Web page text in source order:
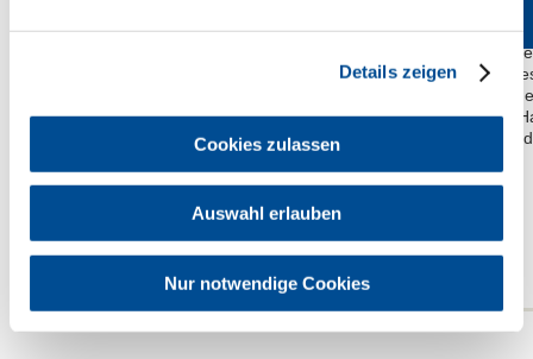
Details zeigen
Cookies zulassen
Auswahl erlauben
Nur notwendige Cookies
BLZK
Zurück zur Übersicht
Ausbildung. Dieser zeigt in
Praxisrundgang das vielfältige
Tätigkeitsspektrum einer/
Zahnmedizinischen
Selbstbewusst berichtet die
ihre tägliche Arbeit und führt
Details
kostenfrei
Maße: DIN A6